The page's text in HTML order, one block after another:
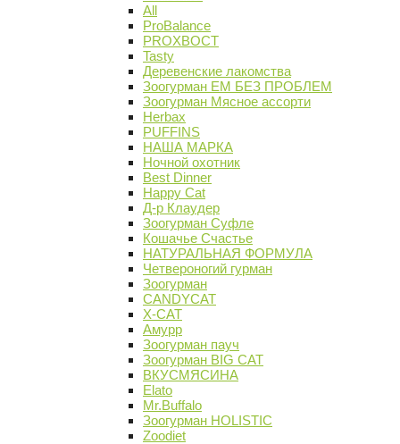
All
ProBalance
PROХВОСТ
Tasty
Деревенские лакомства
Зоогурман ЕМ БЕЗ ПРОБЛЕМ
Зоогурман Мясное ассорти
Herbax
PUFFINS
НАША МАРКА
Ночной охотник
Best Dinner
Happy Cat
Д-р Клаудер
Зоогурман Суфле
Кошачье Счастье
НАТУРАЛЬНАЯ ФОРМУЛА
Четвероногий гурман
Зоогурман
CANDYCAT
X-CAT
Амурр
Зоогурман пауч
Зоогурман BIG CAT
ВКУСМЯСИНА
Elato
Mr.Buffalo
Зоогурман HOLISTIC
Zoodiet